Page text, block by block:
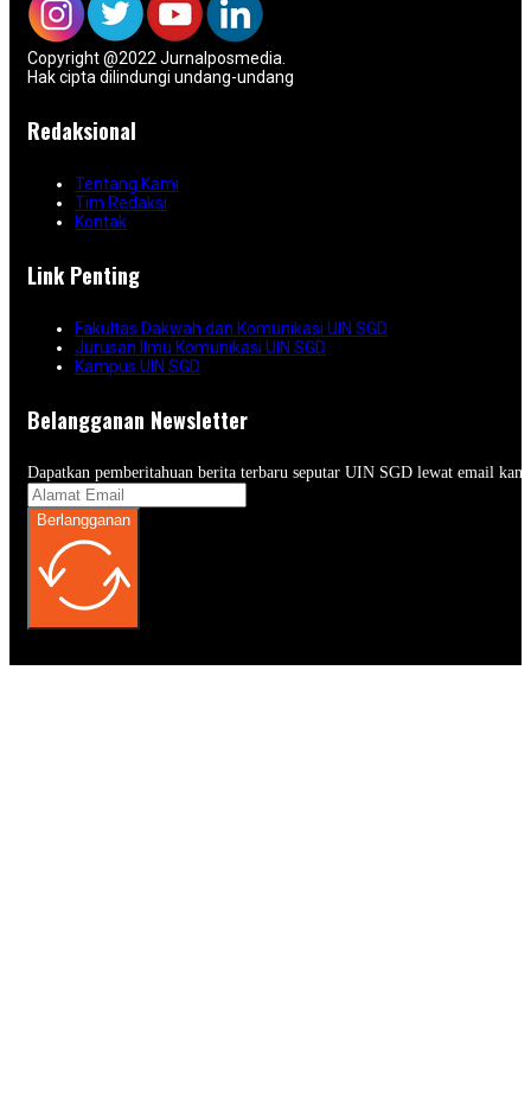
Copyright @2022 Jurnalposmedia.
Hak cipta dilindungi undang-undang
Redaksional
Tentang Kami
Tim Redaksi
Kontak
Link Penting
Fakultas Dakwah dan Komunikasi UIN SGD
Jurusan Ilmu Komunikasi UIN SGD
Kampus UIN SGD
Belangganan Newsletter
Dapatkan pemberitahuan berita terbaru seputar UIN SGD lewat email
Berlangganan